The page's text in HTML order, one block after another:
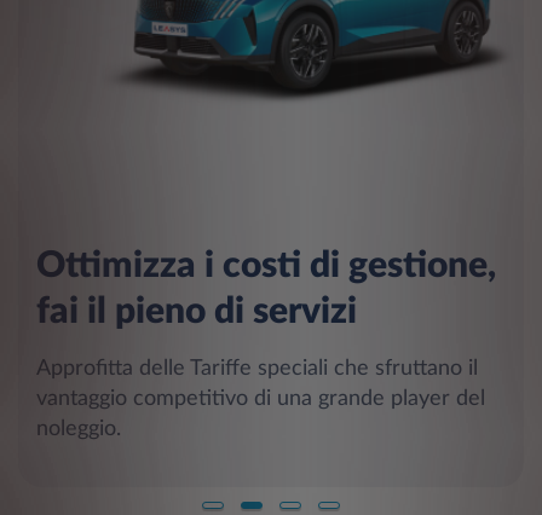
Ottimizza i costi di gestione,
fai il pieno di servizi
Approfitta delle Tariffe speciali che sfruttano il
vantaggio competitivo di una grande player del
noleggio.